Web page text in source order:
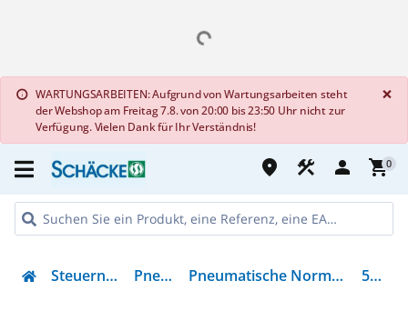
info WARTUNGSARBEITEN: Aufgrund von Wartungsarbeiten steht
der Webshop am Freitag 7.8. von 20:00 bis 23:50 Uhr nicht zur
Verfügung. Vielen Dank für Ihr Verständnis!
×
place construction person shopping_cart0
Steuern & Regeln Pneumatik Pneumatische Normbasierter Zylinder 559274